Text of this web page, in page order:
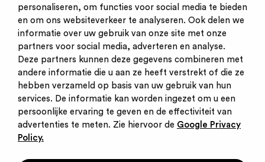
personaliseren, om functies voor social media te bieden
en om ons websiteverkeer te analyseren. Ook delen we
informatie over uw gebruik van onze site met onze
partners voor social media, adverteren en analyse.
Deze partners kunnen deze gegevens combineren met
andere informatie die u aan ze heeft verstrekt of die ze
hebben verzameld op basis van uw gebruik van hun
services. De informatie kan worden ingezet om u een
persoonlijke ervaring te geven en de effectiviteit van
advertenties te meten. Zie hiervoor de Google Privacy
Policy.
Inschrijven nieuwsbrief
Inloggen
Contact
Privacy statement